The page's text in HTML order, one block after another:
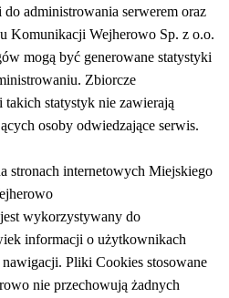
administrowania serwerem oraz
Komunikacji Wejherowo Sp. z o.o.
mogą być generowane statystyki
Zbiorcze
statystyk nie zawierają
osoby odwiedzające serwis.
stronach internetowych Miejskiego
wykorzystywany do
informacji o użytkownikach
Pliki Cookies stosowane
nie przechowują żadnych